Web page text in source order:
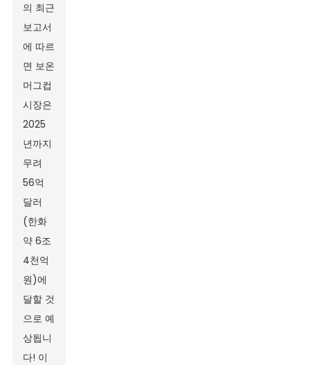
의 최근
보고서
에 따르
면 보온
머그컵
시장은
2025
년까지
무려
56억
달러
(한화
약 6조
4천억
원)에
달할 것
으로 예
상됩니
다! 이